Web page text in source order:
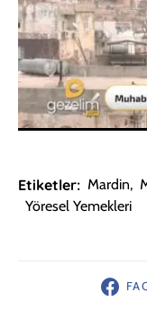
Etiketler: Mardin,
Yöresel Yemekleri